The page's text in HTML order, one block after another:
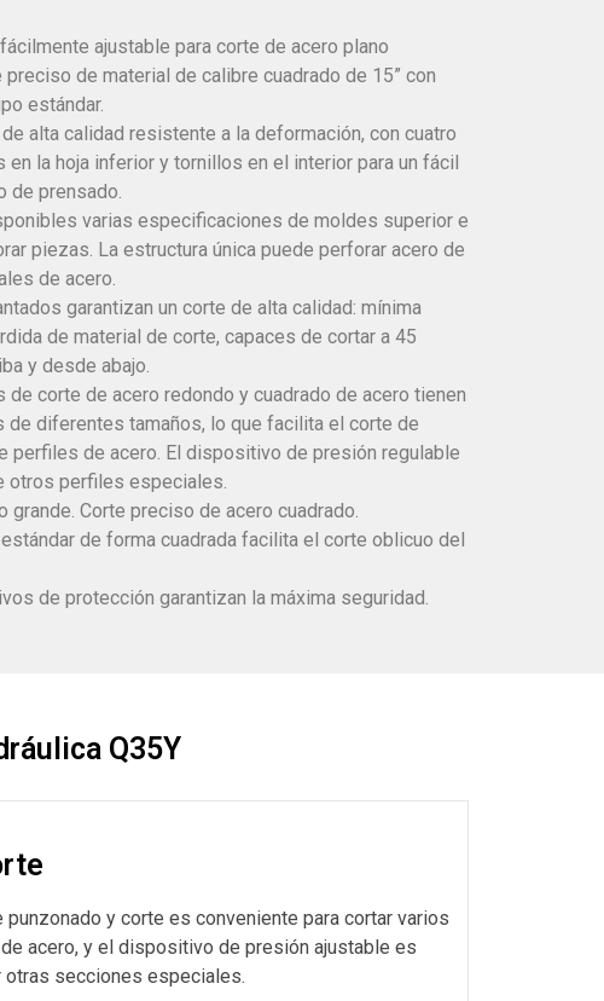
ajustable para corte de acero plano
preciso de material de calibre cuadrado de 15” con
estándar.
alta calidad resistente a la deformación, con cuatro
la hoja inferior y tornillos en el interior para un fácil
de prensado.
varias especificaciones de moldes superior e
piezas. La estructura única puede perforar acero de
de acero.
garantizan un corte de alta calidad: mínima
de material de corte, capaces de cortar a 45
y desde abajo.
de corte de acero redondo y cuadrado de acero tienen
diferentes tamaños, lo que facilita el corte de
perfiles de acero. El dispositivo de presión regulable
otros perfiles especiales.
grande. Corte preciso de acero cuadrado.
de forma cuadrada facilita el corte oblicuo del
de protección garantizan la máxima seguridad.
Q35Y
y corte es conveniente para cortar varios
acero, y el dispositivo de presión ajustable es
otras secciones especiales.